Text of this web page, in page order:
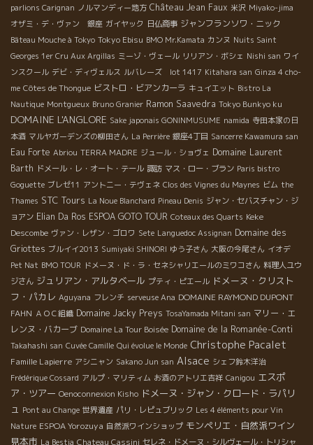
parlions Carignan ノルマンディー地方 Château Jean Faux 米沢 Miyako-jima
オザミ・デ・ヴァン 銀座 ガイヤック 日仏商事 ジャンフランソワ・ニック
Bâteau Mouche à Tokyo Tokyo Ebisu BMO Mr.Kamata カンヌ Nuits Saint
Georges 1er Cru Aux Argillas ミーゾ・ヴェール リリアン・ボシェ Nishi san ワイ
ンスクール デビ・ディヴェルス ルバレーズ lot 1417 Kitahara san Ginza 4 cho-
me Côtes de Thongue ビストロ・ビアンカーラ キュイエット Bistro La
Nautique Montgueux Bruno Granier Ramon Saavedra Tokyo Bunkyo ku
DOMAINE L'ANGLORE Sake japonais GONINMUSUME namida 寺田本家の日
本酒 マルヤガーデンズの柳田さん La Perrière 銀座4丁目 Sancerre Kawamura san
Eau Forte Abriou TERRA MADRE ジュール・ショヴェ Domaine Laurent
Barth ドメール・レ・オート・テール 諏訪 マス・ロー・ブラン Paris bistro
Goguette ブレゼ11 アントニー・テヴェネ Clos des Vignes du Maynes ビム the
Thames STC Tours La Noue Blanchard Pineau Denis ジャン・セバスチャン・ジ
ョアン Elian Da Ros ESPOA GOTO TOUR Coteaux des Quarts Keke
Descombe ヴァン・レザン・ゴロワ Sete Languedoc Assignan Domaine des
Griottes ブルイイ2013 Sumiyaki SHINORI ゆう子さん 大阪の今尾さん イオデ
Pet Nat BMO TOUR ドメーヌ・ド・ラ・セネシャリエールのミワコさん 料理人ユウ
ジさん ジュリアン・アルタベール プティ・ピエール ドメーヌ・クリスト
フ・パカレ Aguyana フレンチ serveuse Ana DOMAINE RAYMOND DUPONT
FAHN ＡＯＣ組織 Domaine Jacky Preys TosaYamada Mitani san マリー・エ
レンヌ・バカーブ Domaine La Tour Boisée Domaine de la Romanée-Conti
Takahashi san Cuvée Camille Qui évolue le Monde Christophe Pacalet
Famille Lapierre アシニャン Sakano Jun san Alsace シェフ鈴木洋治
Frédérique Cossard アルプ・マリティム お酒のアトリエ吉祥 Canigou エスポ
ア・ツアー Oenoconnexion Kisho ドメーヌ・ジャン・クロード・ラパリ
ュ Pont au Change 世界遺産 パリ・レピュブリック Les 4 éléments pour Vin
Nature ESPOA Yorozuya 自然派ワインショップ モンペリエ・自然派ワイン
見本市 La Bestia Chateau Cassini セレネ・ドメーヌ・シルヴェール・トリシャ